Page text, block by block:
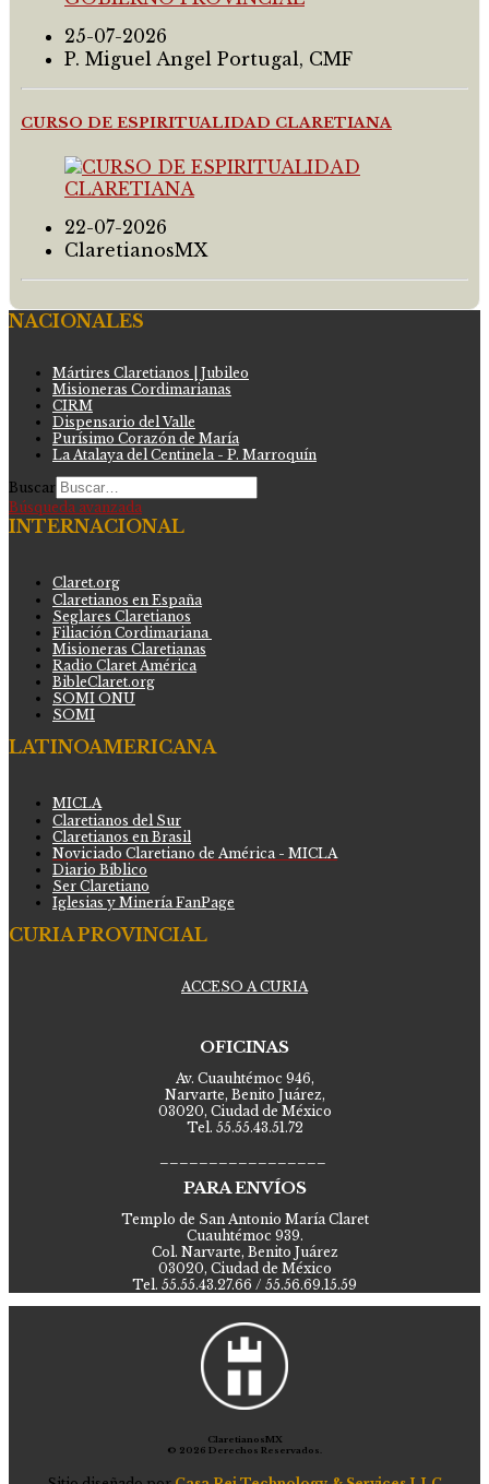
25-07-2026
P. Miguel Angel Portugal, CMF
CURSO DE ESPIRITUALIDAD CLARETIANA
22-07-2026
ClaretianosMX
NACIONALES
Mártires Claretianos | Jubileo
Misioneras Cordimarianas
CIRM
Dispensario del Valle
Purísimo Corazón de María
La Atalaya del Centinela - P. Marroquín
Buscar
Búsqueda avanzada
INTERNACIONAL
Claret.org
Claretianos en España
Seglares Claretianos
Filiación Cordimariana
Misioneras Claretianas
Radio Claret América
BibleClaret.org
SOMI ONU
SOMI
LATINOAMERICANA
MICLA
Claretianos del Sur
Claretianos en Brasil
Noviciado Claretiano de América - MICLA
Diario Bíblico
Ser Claretiano
Iglesias y Minería FanPage
CURIA PROVINCIAL
ACCESO A CURIA
OFICINAS
Av. Cuauhtémoc 946,
Narvarte, Benito Juárez,
03020, Ciudad de México
Tel. 55.55.43.51.72
PARA ENVÍOS
Templo de San Antonio María Claret
Cuauhtémoc 939.
Col. Narvarte, Benito Juárez
03020, Ciudad de México
Tel. 55.55.43.27.66 / 55.56.69.15.59
ClaretianosMX
© 2026 Derechos Reservados.